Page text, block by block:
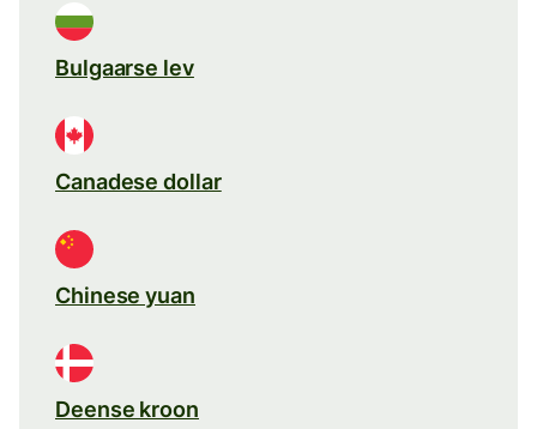
Bulgaarse lev
Canadese dollar
Chinese yuan
Deense kroon